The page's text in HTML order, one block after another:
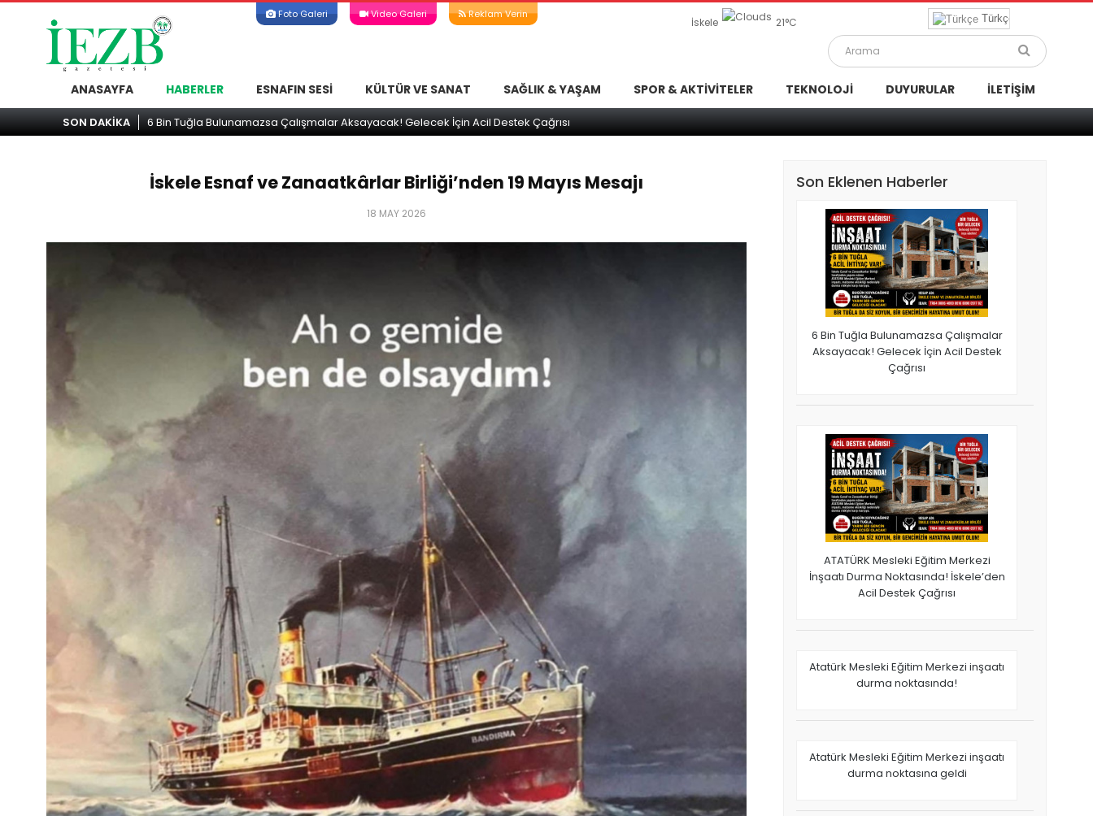
Foto Galeri Video Galeri Reklam Verin
İskele 21°C Türkçe
ANASAYFA HABERLER ESNAFIN SESI KÜLTÜR VE SANAT SAĞLIK & YAŞAM SPOR & AKTIVITELER TEKNOLOJI DUYURULAR İLETIŞIM
SON DAKİKA ATATÜRK Mesleki Eğitim Merkezi İnşaatı Durma Noktasında! İskele’den Acil Destek Çağrısı
İskele Esnaf ve Zanaatkârlar Birliği’nden 19 Mayıs Mesajı
18 MAY 2026
Son Eklenen Haberler
6 Bin Tuğla Bulunamazsa Çalışmalar
Aksayacak! Gelecek İçin Acil Destek
Çağrısı
ATATÜRK Mesleki Eğitim Merkezi
İnşaatı Durma Noktasında! İskele’den
Acil Destek Çağrısı
Atatürk Mesleki Eğitim Merkezi inşaatı
durma noktasında!
Atatürk Mesleki Eğitim Merkezi inşaatı
durma noktasına geldi